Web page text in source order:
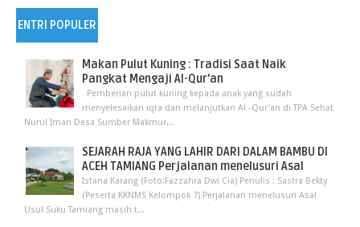
ENTRI POPULER
Makan Pulut Kuning : Tradisi Saat Naik
Pangkat Mengaji Al-Qur’an
Pemberian pulut kuning kepada anak yang sudah
menyelesaikan iqra dan melanjutkan Al -Qur'an di TPA Sehat
Nurul Iman Desa Sumber Makmur...
SEJARAH RAJA YANG LAHIR DARI DALAM BAMBU DI
ACEH TAMIANG Perjalanan menelusuri Asal
Istana Karang (Foto:Fazzahra Dwi Cia) Penulis : Sastra Bekty
(Peserta KKNMS Kelompok 7) Perjalanan menelusuri Asal
Usul Suku Tamiang masih t...